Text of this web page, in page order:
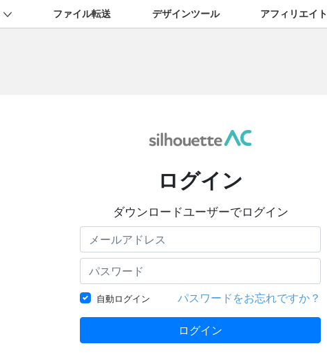
ファイル転送 デザインツール アフィリエイト
ログイン
ダウンロードユーザーでログイン
自動ログイン パスワードをお忘れですか？
ログイン